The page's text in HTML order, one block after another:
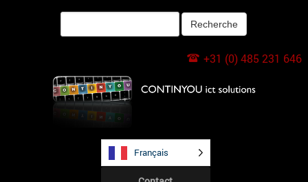
+31 (0) 485 231 646
Français